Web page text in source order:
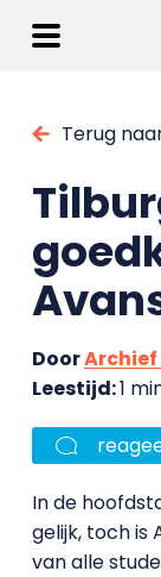
Terug
Door
Leestijd:1
In de
gelijk, toch is
van alle